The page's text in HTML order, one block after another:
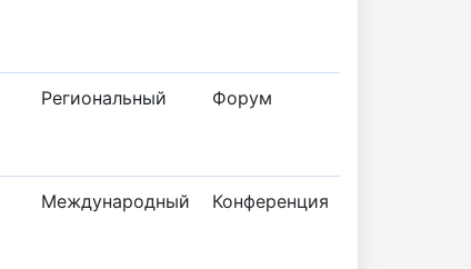
Региональный Форум
Международный Конференция